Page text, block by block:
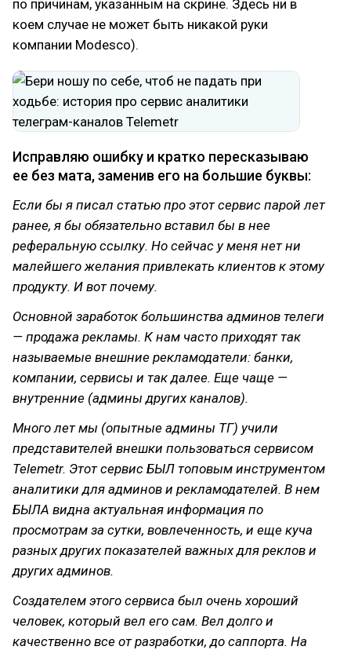
по причинам, указанным на скрине. Здесь ни в
коем случае не может быть никакой руки
компании Modesco).
Исправляю ошибку и кратко пересказываю
ее без мата, заменив его на большие буквы:
Если бы я писал статью про этот сервис парой лет
ранее, я бы обязательно вставил бы в нее
реферальную ссылку. Но сейчас у меня нет ни
малейшего желания привлекать клиентов к этому
продукту. И вот почему.
Основной заработок большинства админов телеги
— продажа рекламы. К нам часто приходят так
называемые внешние рекламодатели: банки,
компании, сервисы и так далее. Еще чаще —
внутренние (админы других каналов).
Много лет мы (опытные админы ТГ) учили
представителей внешки пользоваться сервисом
Telemetr. Этот сервис БЫЛ топовым инструментом
аналитики для админов и рекламодателей. В нем
БЫЛА видна актуальная информация по
просмотрам за сутки, вовлеченность, и еще куча
разных других показателей важных для реклов и
других админов.
Создателем этого сервиса был очень хороший
человек, который вел его сам. Вел долго и
качественно все от разработки, до саппорта. На